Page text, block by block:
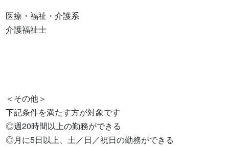
医療・福祉・介護系
介護福祉士
＜その他＞
下記条件を満たす方が対象です
◎週20時間以上の勤務ができる
◎月に5日以上、土／日／祝日の勤務ができる